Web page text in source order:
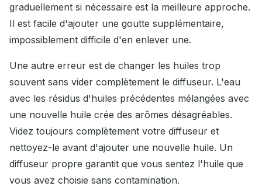
graduellement si nécessaire est la meilleure approche.
Il est facile d'ajouter une goutte supplémentaire,
impossiblement difficile d'en enlever une.
Une autre erreur est de changer les huiles trop
souvent sans vider complètement le diffuseur. L'eau
avec les résidus d'huiles précédentes mélangées avec
une nouvelle huile crée des arômes désagréables.
Videz toujours complètement votre diffuseur et
nettoyez-le avant d'ajouter une nouvelle huile. Un
diffuseur propre garantit que vous sentez l'huile que
vous avez choisie sans contamination.